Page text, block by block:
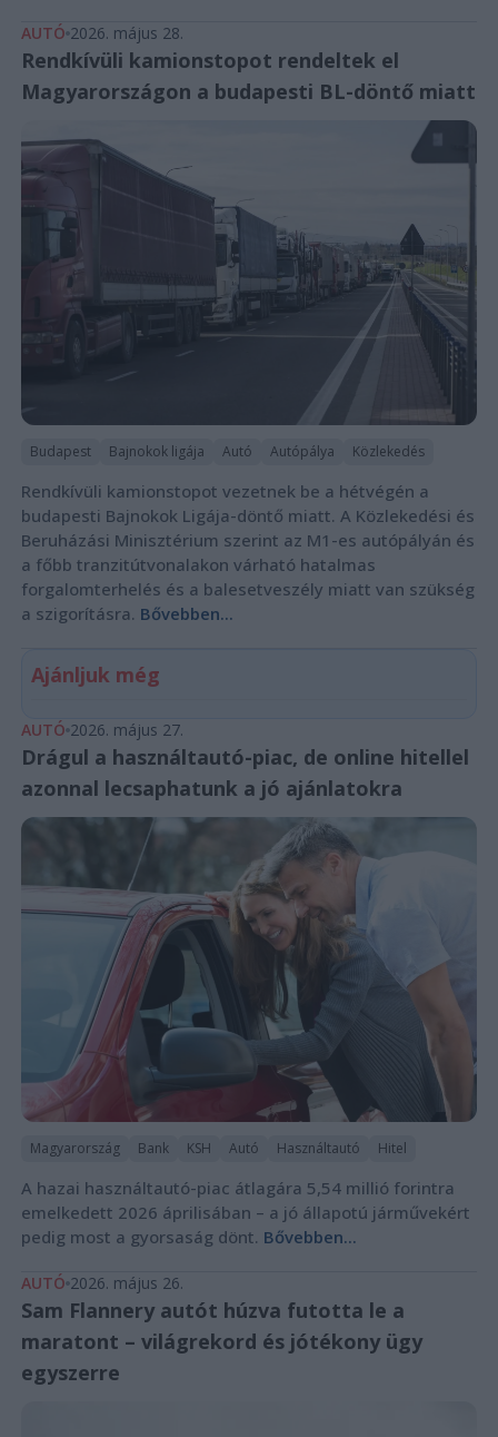
AUTÓ 2026. május 28.
Rendkívüli kamionstopot rendeltek el
Magyarországon a budapesti BL-döntő miatt
Budapest Bajnokok ligája Autó Autópálya Közlekedés
Rendkívüli kamionstopot vezetnek be a hétvégén a
budapesti Bajnokok Ligája-döntő miatt. A Közlekedési és
Beruházási Minisztérium szerint az M1-es autópályán és
a főbb tranzitútvonalakon várható hatalmas
forgalomterhelés és a balesetveszély miatt van szükség
a szigorításra. Bővebben...
Ajánljuk még
AUTÓ 2026. május 27.
Drágul a használtautó-piac, de online hitellel
azonnal lecsaphatunk a jó ajánlatokra
Magyarország Bank KSH Autó Használtautó Hitel
A hazai használtautó-piac átlagára 5,54 millió forintra
emelkedett 2026 áprilisában – a jó állapotú járművekért
pedig most a gyorsaság dönt. Bővebben...
AUTÓ 2026. május 26.
Sam Flannery autót húzva futotta le a
maratont – világrekord és jótékony ügy
egyszerre